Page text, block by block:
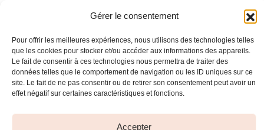
Gérer le consentement
Pour offrir les meilleures expériences, nous utilisons des technologies telles
que les cookies pour stocker et/ou accéder aux informations des appareils.
Le fait de consentir à ces technologies nous permettra de traiter des
données telles que le comportement de navigation ou les ID uniques sur ce
site. Le fait de ne pas consentir ou de retirer son consentement peut avoir un
effet négatif sur certaines caractéristiques et fonctions.
Accepter
Qui sommes-nous ? Politique de confidentialité
Politique en matière de remboursements et de
retours
Conditions Générales de Vente